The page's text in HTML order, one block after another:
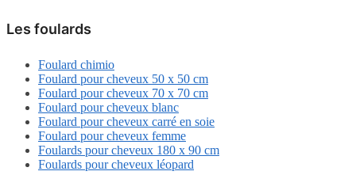
Les foulards
Foulard chimio
Foulard pour cheveux 50 x 50 cm
Foulard pour cheveux 70 x 70 cm
Foulard pour cheveux blanc
Foulard pour cheveux carré en soie
Foulard pour cheveux femme
Foulards pour cheveux 180 x 90 cm
Foulards pour cheveux léopard